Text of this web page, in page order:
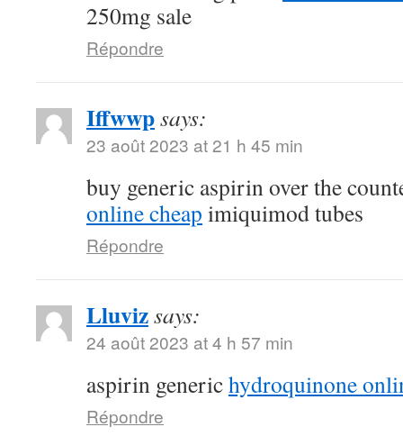
250mg sale
Répondre
Iffwwpsays:
23 août 2023 at 21 h 45 min
buy generic aspirin over the
online cheap imiquimod tubes
Répondre
Lluvizsays:
24 août 2023 at 4 h 57 min
aspirin generichydroquinone
Répondre